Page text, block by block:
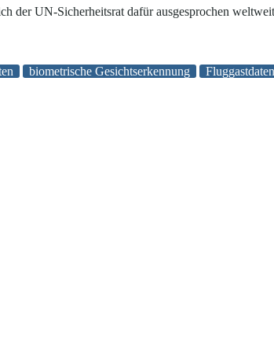
der UN-Sicherheitsrat dafür ausgesprochen
biometrische Gesichtserkennung Fluggastdaten